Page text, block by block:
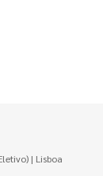
| Lisboa